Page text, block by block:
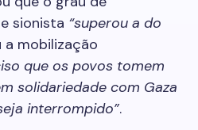
sionista “superou a do
a mobilização
que os povos tomem
solidariedade com Gaza
interrompido”.